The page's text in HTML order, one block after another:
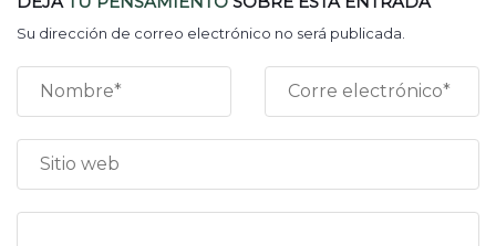
Su dirección de correo electrónico no será publicada.